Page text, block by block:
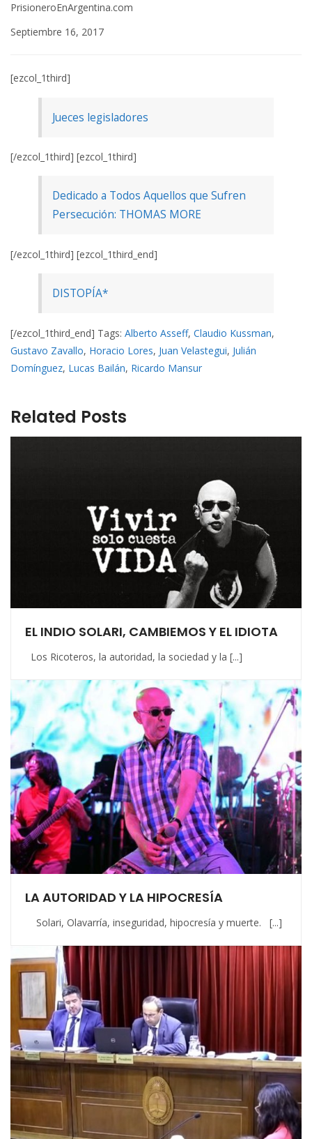
PrisioneroEnArgentina.com
Septiembre 16, 2017
[ezcol_1third]
Jueces legisladores
[/ezcol_1third] [ezcol_1third]
Dedicado a Todos Aquellos que Sufren
Persecución: THOMAS MORE
[/ezcol_1third] [ezcol_1third_end]
DISTOPÍA*
[/ezcol_1third_end] Tags: Alberto Asseff, Claudio Kussman,
Gustavo Zavallo, Horacio Lores, Juan Velastegui, Julián
Domínguez, Lucas Bailán, Ricardo Mansur
Related Posts
EL INDIO SOLARI, CAMBIEMOS Y EL IDIOTA
Los Ricoteros, la autoridad, la sociedad y la [...]
LA AUTORIDAD Y LA HIPOCRESÍA
Solari, Olavarría, inseguridad, hipocresía y muerte. [...]